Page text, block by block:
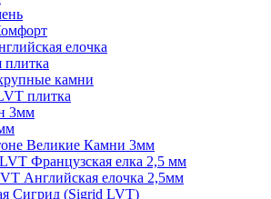
елочка
плитка
камни
плитка
3мм
Великие Камни 3мм
Французская елка 2,5 мм
Английская елочка 2,5мм
Сигрид (Sigrid LVT)